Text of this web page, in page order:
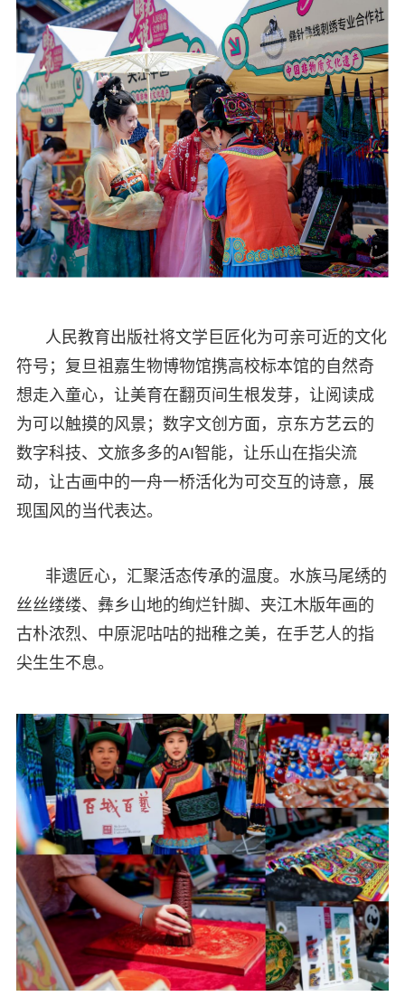
人民教育出版社将文学巨匠化为可亲可近的文化
符号；复旦祖嘉生物博物馆携高校标本馆的自然奇
想走入童心，让美育在翻页间生根发芽，让阅读成
为可以触摸的风景；数字文创方面，京东方艺云的
数字科技、文旅多多的AI智能，让乐山在指尖流
动，让古画中的一舟一桥活化为可交互的诗意，展
现国风的当代表达。
非遗匠心，汇聚活态传承的温度。水族马尾绣的
丝丝缕缕、彝乡山地的绚烂针脚、夹江木版年画的
古朴浓烈、中原泥咕咕的拙稚之美，在手艺人的指
尖生生不息。